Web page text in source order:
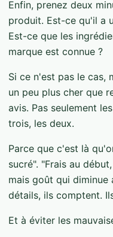
Enfin, prenez deux
produit. Est-ce qu'il a
Est-ce que les
marque est connue ?
Si ce n'est pas le cas,
un peu plus cher que
avis. Pas seulement
trois, les deux.
Parce que c'est là
sucré". "Frais au
mais goût qui
détails, ils comptent.
Et à éviter les